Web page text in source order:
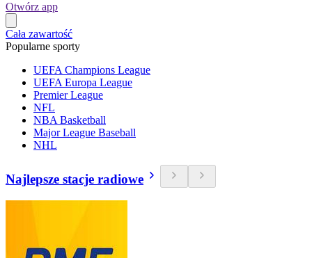
Otwórz app
Cała zawartość
Popularne sporty
UEFA Champions League
UEFA Europa League
Premier League
NFL
NBA Basketball
Major League Baseball
NHL
Najlepsze stacje radiowe